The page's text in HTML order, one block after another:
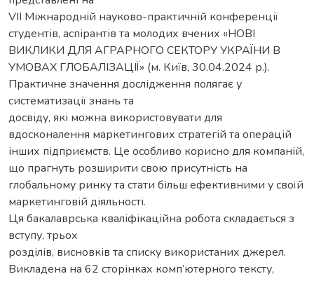
VII Міжнародній науково-практичній конференції
студентів, аспірантів та молодих вчених «НОВІ
ВИКЛИКИ ДЛЯ АГРАРНОГО СЕКТОРУ УКРАЇНИ В
УМОВАХ ГЛОБАЛІЗАЦІЇ» (м. Київ, 30.04.2024 р.).
Практичне значення дослідження полягає у
систематизації знань та
досвіду, які можна використовувати для
вдосконалення маркетингових стратегій та операцій
інших підприємств. Це особливо корисно для компаній,
що прагнуть розширити свою присутність на
глобальному ринку та стати більш ефективними у своїй
маркетинговій діяльності.
Ця бакалаврська кваліфікаційна робота складається з
вступу, трьох
розділів, висновків та списку використаних джерел.
Викладена на 62 сторінках комп’ютерного тексту,